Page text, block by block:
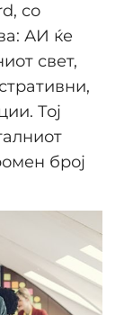
со
АИ ќе
свет,
Тој
број